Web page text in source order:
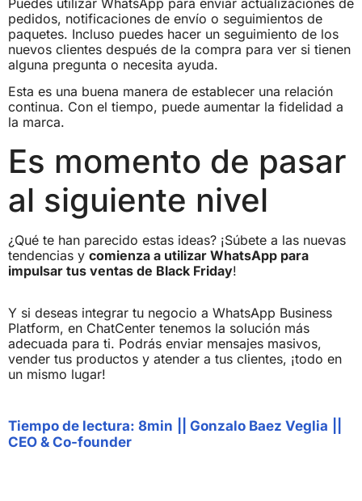
pedidos, notificaciones de envío o seguimientos de
paquetes. Incluso puedes hacer un seguimiento de los
nuevos clientes después de la compra para ver si tienen
alguna pregunta o necesita ayuda.
Esta es una buena manera de establecer una relación
continua. Con el tiempo, puede aumentar la fidelidad a
la marca.
Es momento de pasar
al siguiente nivel
¿Qué te han parecido estas ideas? ¡Súbete a las nuevas
tendencias y comienza a utilizar WhatsApp para
impulsar tus ventas de Black Friday!
Y si deseas integrar tu negocio a WhatsApp Business
Platform, en ChatCenter tenemos la solución más
adecuada para ti. Podrás enviar mensajes masivos,
vender tus productos y atender a tus clientes, ¡todo en
un mismo lugar!
Tiempo de lectura: 8min Gonzalo Baez Veglia
CEO & Co-founder